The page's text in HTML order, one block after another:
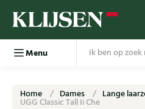
Menu
Home Dames Lange
UGG Classic Tall Ii Che